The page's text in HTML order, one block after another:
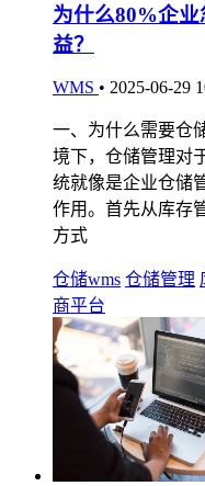
为什么80%企
益？
WMS • 2025-06-29
一、为什么需要仓
境下，仓储管理对
统就像是企业仓储
作用。首先从库存
方式
仓储wms 仓储管理
商平台